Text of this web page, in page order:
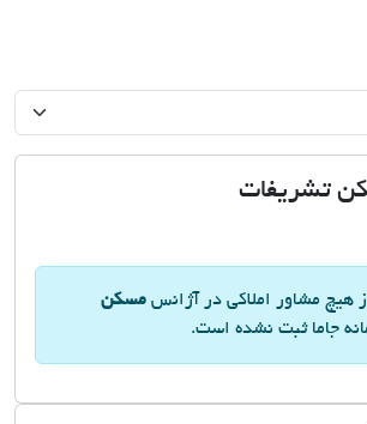
تشریفات
هیچ مشاور املاکی در آژانس مسکن
جاما ثبت نشده است.